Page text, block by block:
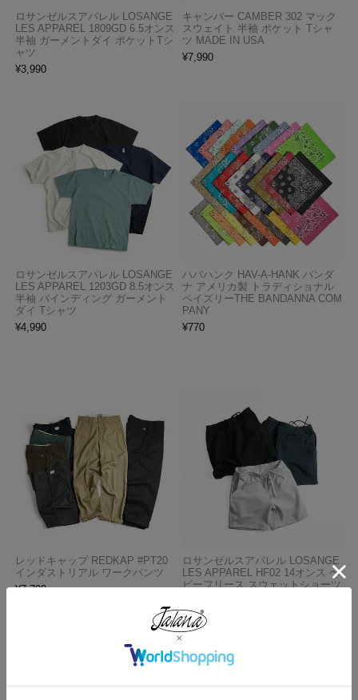
ロサンゼルスアパレル LOSANGE
LES APPAREL 1809GD 6.5オンス
半袖 ガーメントダイ ポケットTシ
ャツ
¥3,990
キャンバー CAMBER 302 マック
スウェイト 半袖 ポケット Tシャ
ツ MADE IN USA
¥7,990
ロサンゼルスアパレル LOSANGE
LES APPAREL 1203GD 8.5オンス
半袖 バインディング ガーメント
ダイ Tシャツ
¥4,990
ハバハンク HAV-A-HANK バンダ
ナ アメリカ製 トラディショナル
ペイズリーTHE BANDANNA COM
PANY
¥770
レッドキャップ REDKAP #PT20
インダストリアル ワークパンツ
¥7,700
ロサンゼルスアパレル LOSANGE
LES APPAREL HF02 14オンス ヘ
ビーフリース スウェットショーツ